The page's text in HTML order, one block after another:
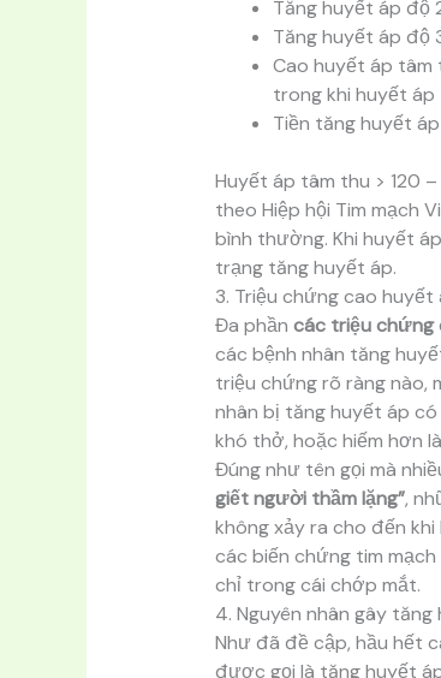
Tăng huyết áp độ
Tăng huyết áp độ
Cao huyết áp tâm
trong khi huyết
Tiền tăng huyết áp
Huyết áp tâm thu > 120
theo Hiệp hội Tim mạch
bình thường. Khi huyết
trạng tăng huyết áp.
3. Triệu chứng cao huyết
Đa phần các triệu chứng
các bệnh nhân tăng
triệu chứng rõ ràng nào,
nhân bị tăng huyết áp
khó thở, hoặc hiếm hơn
Đúng như tên gọi mà
giết người thầm lặng”,
không xảy ra cho đến
các biến chứng tim
chỉ trong cái chớp mắt.
4. Nguyên nhân gây tăng
Như đã đề cập, hầu hết
được gọi là tăng huyết